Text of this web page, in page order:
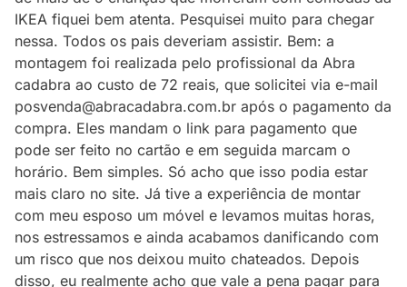
IKEA fiquei bem atenta. Pesquisei muito para chegar
nessa. Todos os pais deveriam assistir. Bem: a
montagem foi realizada pelo profissional da Abra
cadabra ao custo de 72 reais, que solicitei via e-mail
posvenda@abracadabra.com.br após o pagamento da
compra. Eles mandam o link para pagamento que
pode ser feito no cartão e em seguida marcam o
horário. Bem simples. Só acho que isso podia estar
mais claro no site. Já tive a experiência de montar
com meu esposo um móvel e levamos muitas horas,
nos estressamos e ainda acabamos danificando com
um risco que nos deixou muito chateados. Depois
disso, eu realmente acho que vale a pena pagar para